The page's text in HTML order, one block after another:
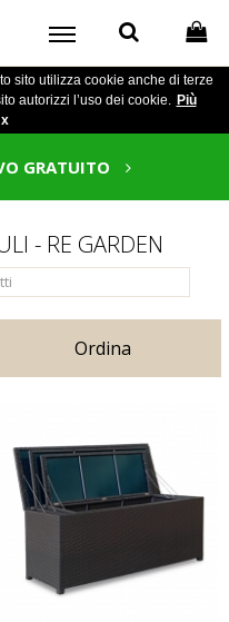
sito utilizza cookie anche di terze
autorizzi l’uso dei cookie. Più
x
GRATUITO
- RE GARDEN
Ordina